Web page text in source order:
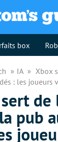
box
IA
Xbox
: les joueurs
de
pub